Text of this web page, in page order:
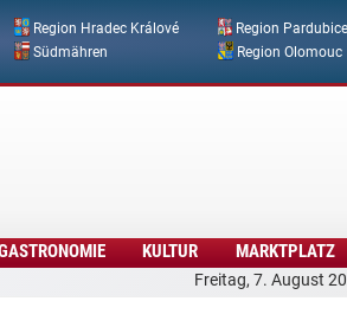
Region Hradec Králové Region Pardubice
Südmähren Region Olomouc
Freitag, 7. August
KULTUR MARKTPLATZ